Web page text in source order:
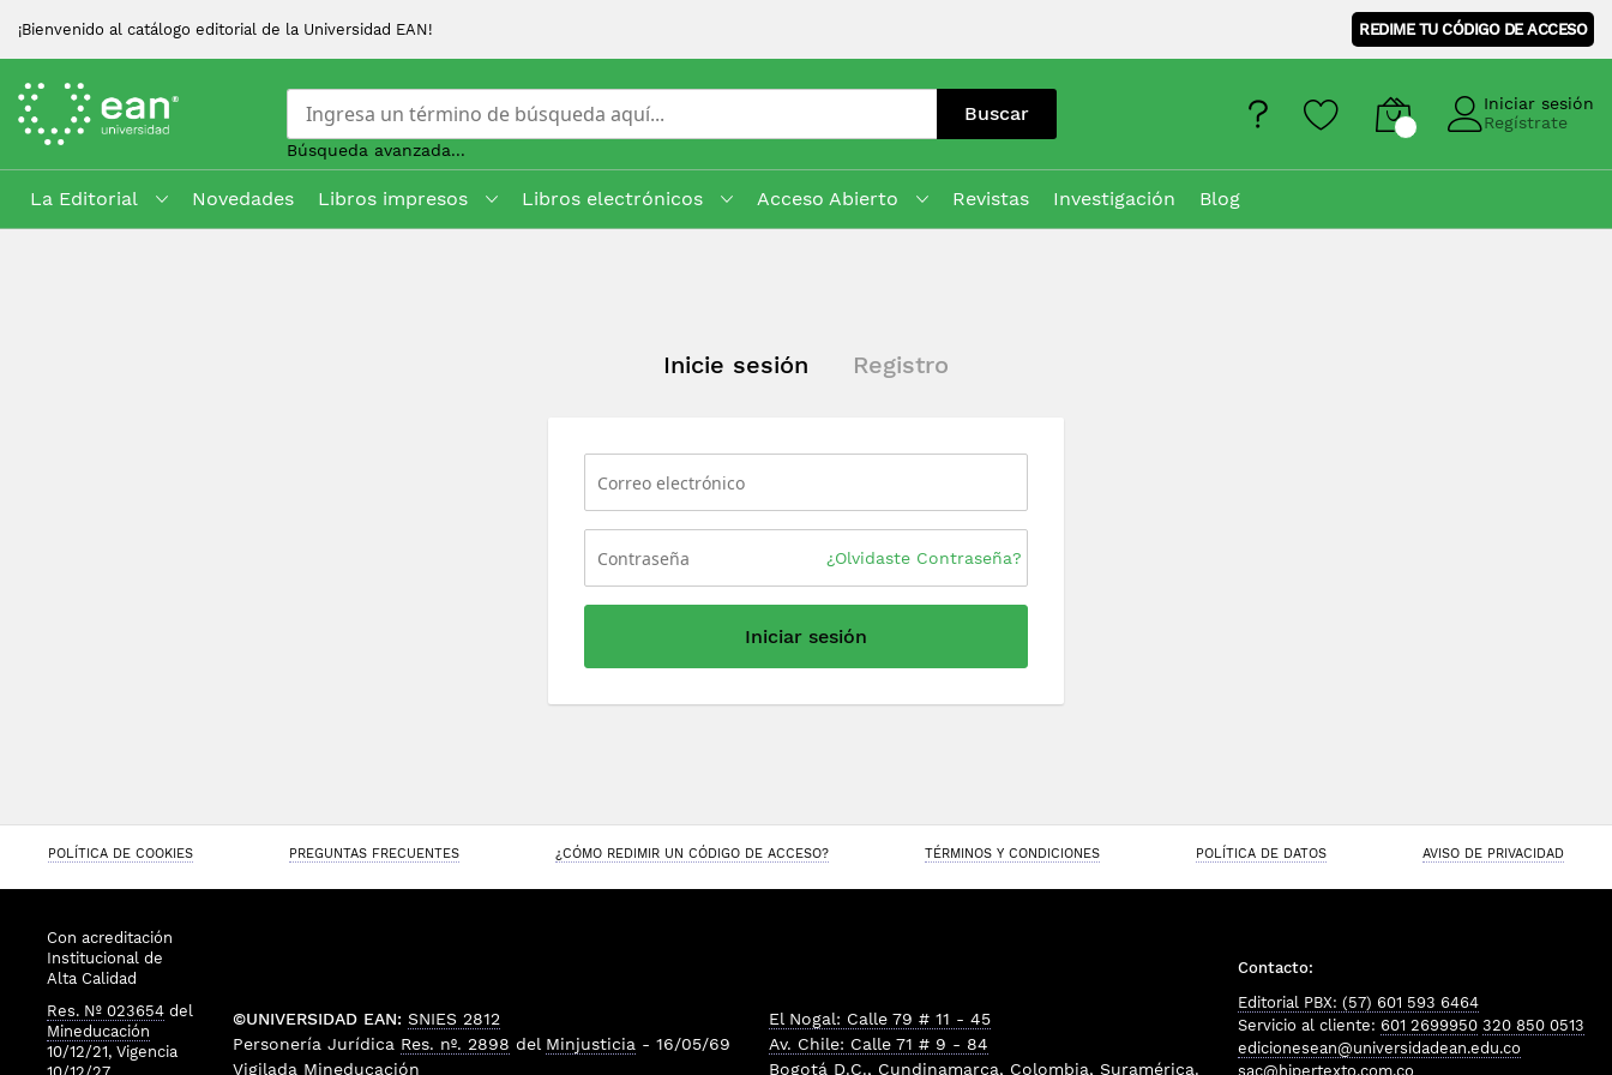
¡Bienvenido al catálogo editorial de la Universidad EAN! REDIME TU CÓDIGO DE ACCESO
Buscar
Búsqueda avanzada...
Iniciar sesión
Regístrate
La Editorial Novedades Libros impresos Libros electrónicos Acceso Abierto Revistas Investigación
Blog
Inicie sesión Registro
¿Olvidaste Contraseña?
Iniciar sesión
POLÍTICA DE COOKIES PREGUNTAS FRECUENTES ¿CÓMO REDIMIR UN CÓDIGO DE ACCESO? TÉRMINOS Y CONDICIONES POLÍTICA DE DATOS AVISO DE PRIVACIDAD
Con acreditación
Institucional de
Alta Calidad
Res. Nº 023654 del
Mineducación
10/12/21, Vigencia
©UNIVERSIDAD EAN: SNIES 2812
Personería Jurídica Res. nº. 2898 del Minjusticia - 16/05/69
Vigilada Mineducación
El Nogal: Calle 79 # 11 - 45
Av. Chile: Calle 71 # 9 - 84
Bogotá D.C., Cundinamarca, Colombia, Suramérica.
Contacto:
Editorial PBX: (57) 601 593 6464
Servicio al cliente: 601 2699950 320 850 0513
edicionesean@universidadean.edu.co
sac@hipertexto.com.co